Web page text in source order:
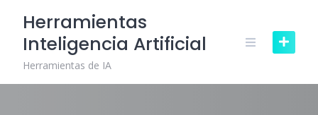
content
Herramientas
Inteligencia Artificial
Herramientas de IA